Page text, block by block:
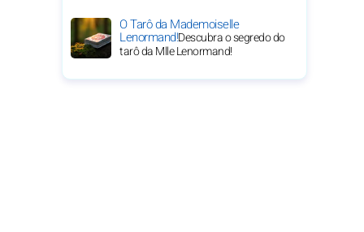
O Tarô da Mademoiselle
Lenormand!Descubra o segredo do
tarô da Mlle Lenormand!